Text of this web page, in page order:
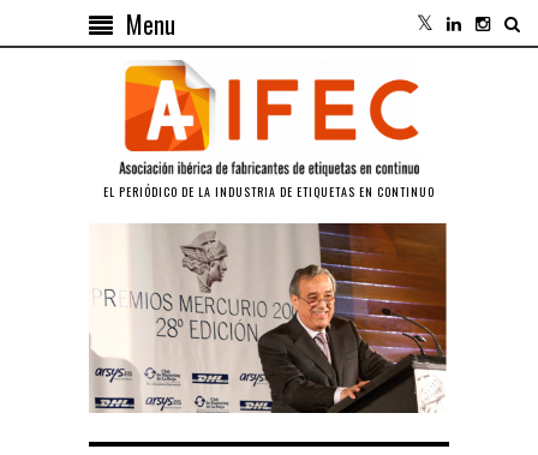
Menu
EL PERIÓDICO DE LA INDUSTRIA DE ETIQUETAS EN CONTINUO